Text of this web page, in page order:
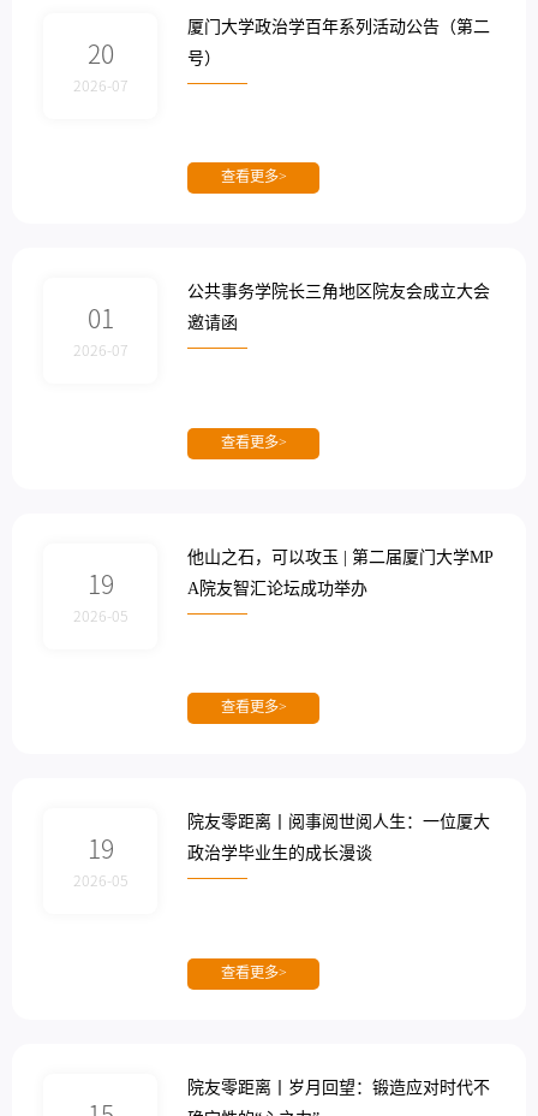
20
2026-07
厦门大学政治学百年系列活动公告（第二
号）
查看更多>
01
2026-07
公共事务学院长三角地区院友会成立大会
邀请函
查看更多>
19
2026-05
他山之石，可以攻玉 | 第二届厦门大学MP
A院友智汇论坛成功举办
查看更多>
19
2026-05
院友零距离丨阅事阅世阅人生：一位厦大
政治学毕业生的成长漫谈
查看更多>
院友零距离丨岁月回望：锻造应对时代不